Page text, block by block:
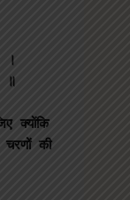
।
॥
क्योंकि
की